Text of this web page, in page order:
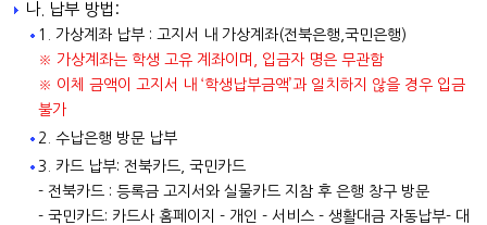
나. 납부 방법:
1. 가상계좌 납부 : 고지서 내 가상계좌(전북은행,국민은행)
※ 가상계좌는 학생 고유 계좌이며, 입금자 명은 무관함
※ 이체 금액이 고지서 내 ‘학생납부금액’과 일치하지 않을 경우 입금
불가
2. 수납은행 방문 납부
3. 카드 납부: 전북카드, 국민카드
- 전북카드 : 등록금 고지서와 실물카드 지참 후 은행 창구 방문
- 국민카드: 카드사 홈페이지 - 개인 - 서비스 - 생활대금 자동납부- 대